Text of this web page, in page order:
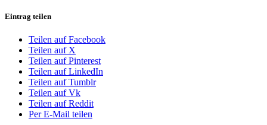
Eintrag teilen
Teilen auf Facebook
Teilen auf X
Teilen auf Pinterest
Teilen auf LinkedIn
Teilen auf Tumblr
Teilen auf Vk
Teilen auf Reddit
Per E-Mail teilen